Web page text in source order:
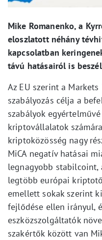
Mike Romanenko, a
eloszlatott néhány
kapcsolatban
távú hatásairól is
Az EU szerint a Markets
szabályozás célja a
szabályok
kriptovállalatok
kriptoközösség nagy
MiCA negatív hatásai
legnagyobb stabilcoint,
legtöbb európai
emellett sokak szerint
fejlődése ellen irányul,
eszközszolgáltatók
szakértők között van